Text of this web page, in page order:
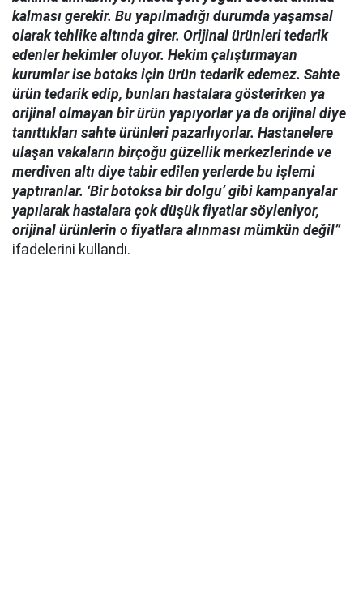
kalması gerekir. Bu yapılmadığı durumda yaşamsal
olarak tehlike altında girer. Orijinal ürünleri tedarik
edenler hekimler oluyor. Hekim çalıştırmayan
kurumlar ise botoks için ürün tedarik edemez. Sahte
ürün tedarik edip, bunları hastalara gösterirken ya
orijinal olmayan bir ürün yapıyorlar ya da orijinal diye
tanıttıkları sahte ürünleri pazarlıyorlar. Hastanelere
ulaşan vakaların birçoğu güzellik merkezlerinde ve
merdiven altı diye tabir edilen yerlerde bu işlemi
yaptıranlar. ‘Bir botoksa bir dolgu’ gibi kampanyalar
yapılarak hastalara çok düşük fiyatlar söyleniyor,
orijinal ürünlerin o fiyatlara alınması mümkün değil”
ifadelerini kullandı.